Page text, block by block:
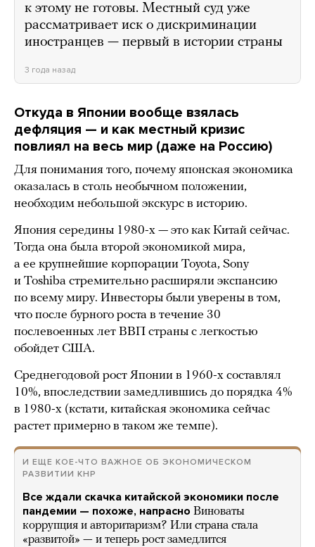
к этому не готовы. Местный суд уже
рассматривает иск о дискриминации
иностранцев — первый в истории страны
3 года назад
Откуда в Японии вообще взялась
дефляция — и как местный кризис
повлиял на весь мир (даже на Россию)
Для понимания того, почему японская экономика
оказалась в столь необычном положении,
необходим небольшой экскурс в историю.
Япония середины 1980-х — это как Китай сейчас.
Тогда она была второй экономикой мира,
а ее крупнейшие корпорации Toyota, Sony
и Toshiba стремительно расширяли экспансию
по всему миру. Инвесторы были уверены в том,
что после бурного роста в течение 30
послевоенных лет ВВП страны с легкостью
обойдет США.
Среднегодовой рост Японии в 1960-х составлял
10%, впоследствии замедлившись до порядка 4%
в 1980-х (кстати, китайская экономика сейчас
растет примерно в таком же темпе).
И ЕЩЕ КОЕ-ЧТО ВАЖНОЕ ОБ ЭКОНОМИЧЕСКОМ
РАЗВИТИИ КНР
Все ждали скачка китайской экономики после
пандемии — похоже, напрасно Виноваты
коррупция и авторитаризм? Или страна стала
«развитой» — и теперь рост замедлится